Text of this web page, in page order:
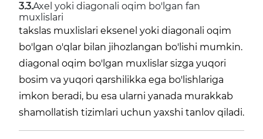
3.3.Axel yoki diagonali oqim bo'lgan fan
muxlislari
takslas muxlislari eksenel yoki diagonali oqim
bo'lgan o'qlar bilan jihozlangan bo'lishi mumkin.
diagonal oqim bo'lgan muxlislar sizga yuqori
bosim va yuqori qarshilikka ega bo'lishlariga
imkon beradi, bu esa ularni yanada murakkab
shamollatish tizimlari uchun yaxshi tanlov qiladi.